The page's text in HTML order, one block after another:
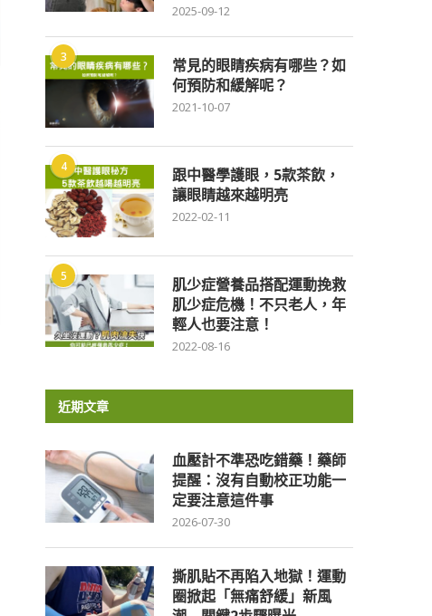
2025-09-12
3
常見的眼睛疾病有哪些？如
何預防和緩解呢？
2021-10-07
4
跟中醫學護眼，5款茶飲，
讓眼睛越來越明亮
2022-02-11
5
肌少症營養品搭配運動挽救
肌少症危機！不只老人，年
輕人也要注意！
2022-08-16
近期文章
血壓計不準恐吃錯藥！藥師
提醒：沒有自動校正功能一
定要注意這件事
2026-07-30
撕肌貼不再陷入地獄！運動
圈掀起「無痛舒緩」新風